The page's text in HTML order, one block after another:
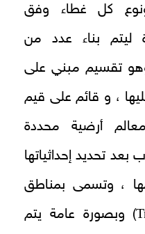
كل غطاء وفق
ليتم بناء عدد من
تقسیم مبني على
، و قائم على قيم
أرضية محددة
تحديد إحداثياتها
، وتسمى بمناطق
) وبصورة عامة يتم